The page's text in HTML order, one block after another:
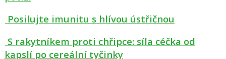
Posilujte imunitu s hlívou ústřičnou
S rakytníkem proti chřipce: síla céčka od
kapslí po cereální tyčinky